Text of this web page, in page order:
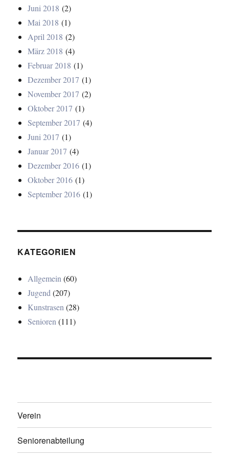
Juni 2018 (2)
Mai 2018 (1)
April 2018 (2)
März 2018 (4)
Februar 2018 (1)
Dezember 2017 (1)
November 2017 (2)
Oktober 2017 (1)
September 2017 (4)
Juni 2017 (1)
Januar 2017 (4)
Dezember 2016 (1)
Oktober 2016 (1)
September 2016 (1)
KATEGORIEN
Allgemein(60)
Jugend(207)
Kunstrasen(28)
Senioren(111)
Verein
Seniorenabteilung